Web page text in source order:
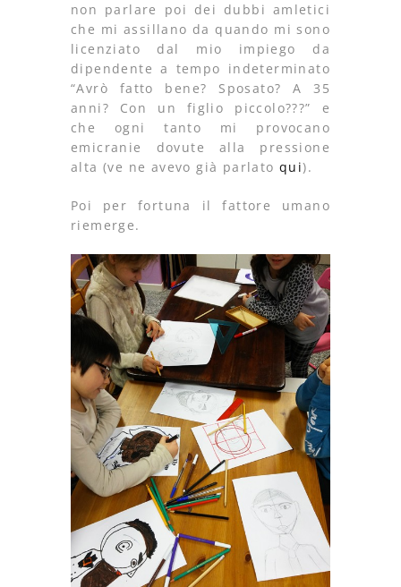
non parlare poi dei dubbi amletici
che mi assillano da quando mi sono
licenziato dal mio impiego da
dipendente a tempo indeterminato
“Avrò fatto bene? Sposato? A 35
anni? Con un figlio piccolo???” e
che ogni tanto mi provocano
emicranie dovute alla pressione
alta (ve ne avevo già parlato qui).
Poi per fortuna il fattore umano
riemerge.